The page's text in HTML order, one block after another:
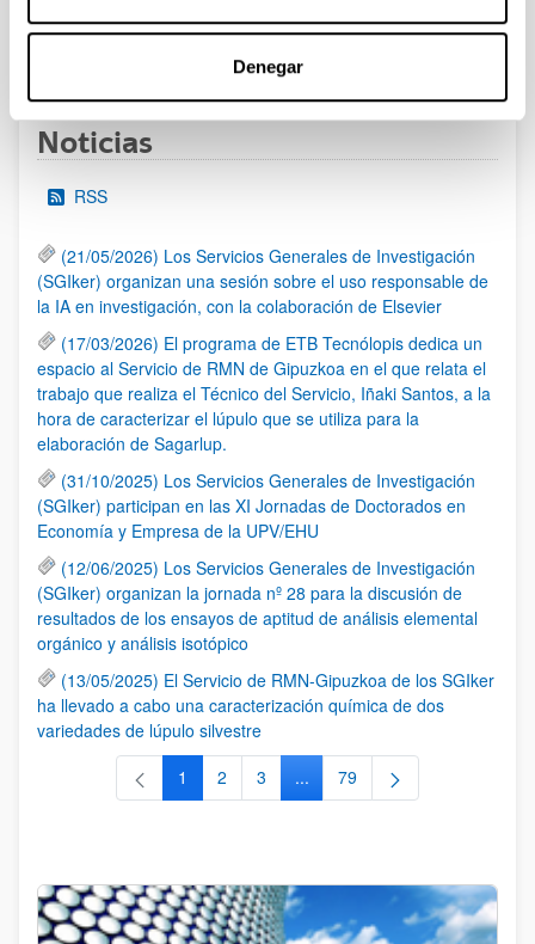
Denegar
Páginas intermedias Use TAB para
PáginaPáginaPágina
Noticias
RSS
(21/05/2026) Los Servicios Generales de Investigación
(SGIker) organizan una sesión sobre el uso responsable de
la IA en investigación, con la colaboración de Elsevier
(17/03/2026) El programa de ETB Tecnólopis dedica un
espacio al Servicio de RMN de Gipuzkoa en el que relata el
trabajo que realiza el Técnico del Servicio, Iñaki Santos, a la
hora de caracterizar el lúpulo que se utiliza para la
elaboración de Sagarlup.
(31/10/2025) Los Servicios Generales de Investigación
(SGIker) participan en las XI Jornadas de Doctorados en
Economía y Empresa de la UPV/EHU
(12/06/2025) Los Servicios Generales de Investigación
(SGIker) organizan la jornada nº 28 para la discusión de
resultados de los ensayos de aptitud de análisis elemental
orgánico y análisis isotópico
(13/05/2025) El Servicio de RMN-Gipuzkoa de los SGIker
ha llevado a cabo una caracterización química de dos
variedades de lúpulo silvestre
Página
1 Página
2 Página
3 ...Páginas intermedias Use TAB
Página
79